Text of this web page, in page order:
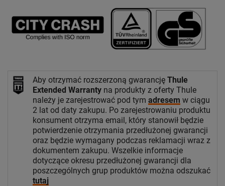
Aby otrzymać rozszerzoną gwarancję Thule
Extended Warranty na produkty z oferty Thule
należy je zarejestrować pod tym adresem w ciągu
2 lat od daty zakupu. Po zarejestrowaniu produktu
konsument otrzyma email, który stanowił będzie
potwierdzenie otrzymania przedłużonej gwarancji
oraz będzie wymagany podczas reklamacji wraz z
dokumentem zakupu. Wszelkie informacje
dotyczące okresu przedłużonej gwarancji dla
poszczególnych grup produktów można odszukać
tutaj